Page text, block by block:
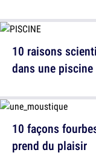
10 façons
prend du plaisir
10 raisons
dans une piscine